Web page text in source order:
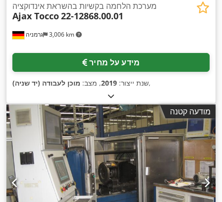
גרמניה 3,006 km
מערכת הלחמה בקשיות בהשראת אינדוקציה
Ajax Tocco22-12868.00.01
מידע על מחיר
שנת ייצור: 2019, מצב: מוכן לעבודה (יד שניה) ,
מודעה קטנה